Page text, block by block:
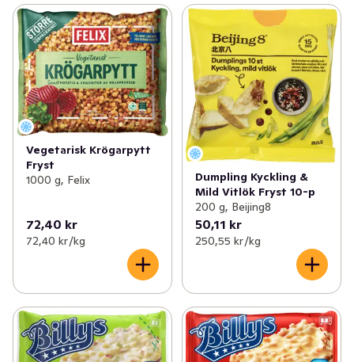
Vegetarisk Krögarpytt
Fryst
1000 g, Felix
72,40 kr
72,40 kr /kg
Dumpling Kyckling &
Mild Vitlök Fryst 10-p
200 g, Beijing8
50,11 kr
250,55 kr /kg